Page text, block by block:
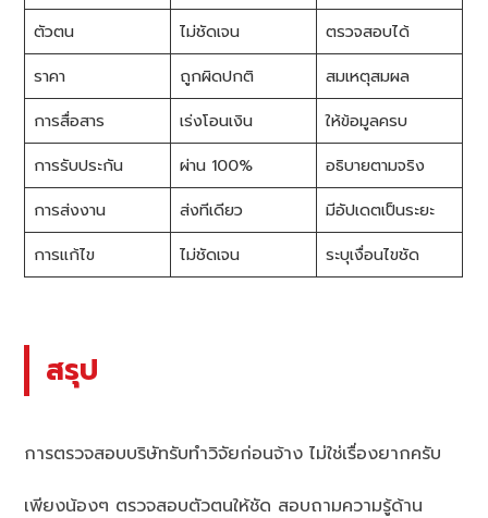
ตัวตน
ไม่ชัดเจน
ตรวจสอบได้
ราคา
ถูกผิดปกติ
สมเหตุสมผล
การสื่อสาร
เร่งโอนเงิน
ให้ข้อมูลครบ
การรับประกัน
ผ่าน 100%
อธิบายตามจริง
การส่งงาน
ส่งทีเดียว
มีอัปเดตเป็นระยะ
การแก้ไข
ไม่ชัดเจน ระบุเงื่อนไขชัด
สรุป
การตรวจสอบบริษัทรับทำวิจัยก่อนจ้าง ไม่ใช่เรื่องยากครับ
เพียงน้องๆ ตรวจสอบตัวตนให้ชัด สอบถามความรู้ด้าน